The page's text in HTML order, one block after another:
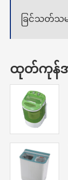
ခြင်သတ်သမ
ထုတ်ကုန်အ